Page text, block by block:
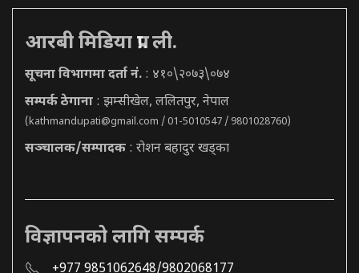
आरबी मिडिया प्रा. ली.
सूचना विभागमा दर्ता नं. : ४१०\२०७३\०७४
सम्पर्क ठेगाना : झम्सीखेल, ललितपुर, नेपाल
(kathmandupati@gmail.com / 01-5010547 / 9801028760)
सञ्चालक/सम्पादक : रोशन बहादुर खड्का
विज्ञापनको लागि सम्पर्क
+977 9851062648/9802068177